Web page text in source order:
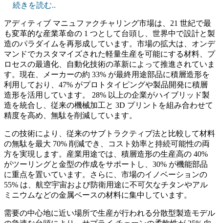
続きを読む..
アディティブ マニュファクチャリング市場は、21 世紀で最
も変革的な産業革命の 1 つとして台頭し、世界中で設計と製
造のパラダイムを再形成しています。市場の拡大は、オンデ
マンドでカスタマイズされた軽量生産を可能にする材料、プ
ロセスの最適化、自動化技術の革新によって推進されていま
す。現在、メーカーの約 33% が最終用途部品に積層造形を
利用しており、47% がプロトタイピングや製品開発に積層
造形を活用しています。 28% 以上の企業がハイブリッド製
造を統合し、従来の機械加工と 3D プリントを組み合わせて
精度を高め、無駄を削減しています。
この技術により、従来のサブトラクティブ法と比較して材料
の無駄を最大 70% 削減でき、コスト効率と持続可能性の両
方を実現します。産業用途では、積層造形の生産高の 40%
がツーリングと金型の作成をサポートし、30% が機能部品
に重点を置いています。さらに、市場のイノベーションの
55% は、航空宇宙および防衛用途に不可欠なチタンやアル
ミニウムなどの金属ベースの材料に集中しています。
需要の中心地に近い場所で生産が行われる分散型製造モデル